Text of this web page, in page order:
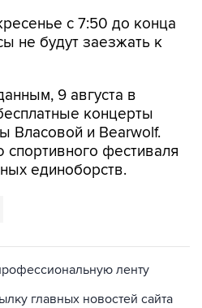
с 7:50 до конца
не будут заезжать к
9 августа в
концерты
Власовой и Bearwolf.
фестиваля
единоборств.
ленту
главных новостей сайта